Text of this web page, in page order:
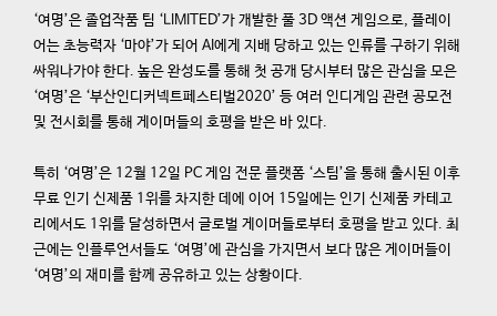
‘여명’은 졸업작품 팀 ‘LIMITED’가 개발한 풀 3D 액션 게임으로, 플레이
어는 초능력자 ‘마야’가 되어 AI에게 지배 당하고 있는 인류를 구하기 위해
싸워나가야 한다. 높은 완성도를 통해 첫 공개 당시부터 많은 관심을 모은
‘여명’은 ‘부산인디커넥트페스티벌2020’ 등 여러 인디게임 관련 공모전
및 전시회를 통해 게이머들의 호평을 받은 바 있다.
특히 ‘여명’은 12월 12일 PC 게임 전문 플랫폼 ‘스팀’을 통해 출시된 이후
무료 인기 신제품 1위를 차지한 데에 이어 15일에는 인기 신제품 카테고
리에서도 1위를 달성하면서 글로벌 게이머들로부터 호평을 받고 있다. 최
근에는 인플루언서들도 ‘여명’에 관심을 가지면서 보다 많은 게이머들이
‘여명’의 재미를 함께 공유하고 있는 상황이다.